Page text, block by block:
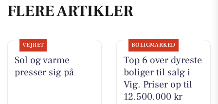
FLERE ARTIKLER
VEJRET
Sol og varme
presser sig på
BOLIGMARKED
Top 6 over dyreste
boliger til salg i
Vig. Priser op til
12.500.000 kr